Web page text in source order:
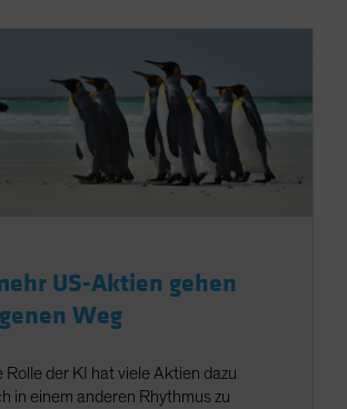
US-Aktien gehen
Weg
Rolle der KI hat viele Aktien dazu
in einem anderen Rhythmus zu